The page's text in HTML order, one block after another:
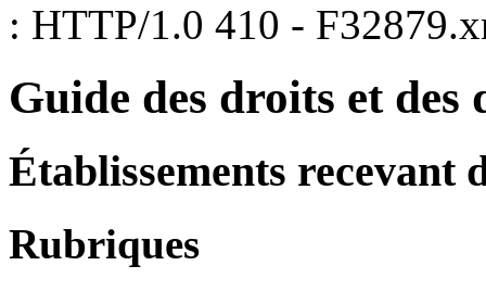
: HTTP/1.0 410 -
Guide des droits et
Établissements recevant
Rubriques